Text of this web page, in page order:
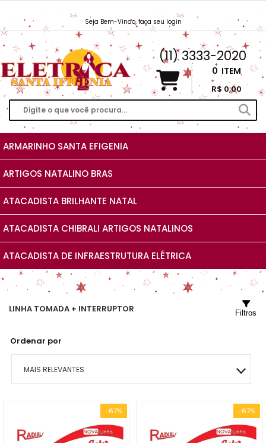
Seja Bem-Vindo, faça seu login
Vendas@EletricaSantaIfigenia.com.br
(11) 3333-2020
0 ITEM
R$ 0,00
ARMARINHO SANTA EFIGENIA
ARTIGOS NATALINO BRAS
ATACADISTA BRILHANTE NATAL
ATACADISTA CHIBRALI ARTIGOS NATALINOS
ATACADISTA DE INFRAESTRUTURA ELÉTRICA
LINHA TOMADA + INTERRUPTOR
Ordenar por
MAIS RELEVANTES
MENOR PREÇO
Filtros
-67% -67%